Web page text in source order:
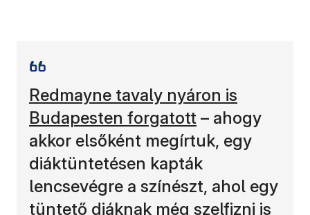
Redmayne tavaly nyáron is
Budapesten forgatott – ahogy
akkor elsőként megírtuk, egy
diáktüntetésen kapták
lencsevégre a színészt, ahol egy
tüntető diáknak még szelfizni is